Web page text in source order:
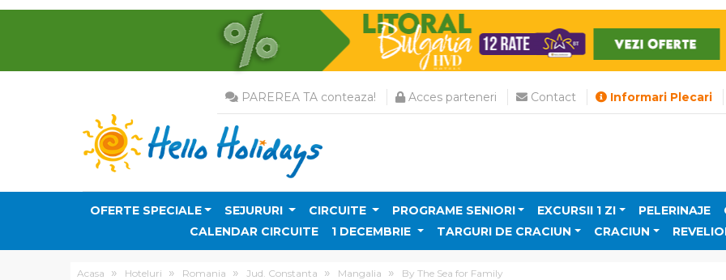
PAREREA TA conteaza! Acces parteneri Contact Informari Plecari
OFERTE SPECIALE SEJURURI CIRCUITE PROGRAME SENIORI EXCURSII 1 ZI PELERINAJE
CALENDAR CIRCUITE
1 DECEMBRIE TARGURI DE CRACIUN CRACIUN
Acasa Hoteluri Romania Jud. Constanta Mangalia By The Sea for Family